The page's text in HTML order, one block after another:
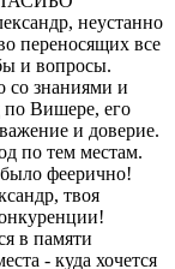
неустанно
переносящих все
и вопросы.
со знаниями и
Вишере, его
и доверие.
по тем местам.
феерично!
твоя
в памяти
- куда хочется